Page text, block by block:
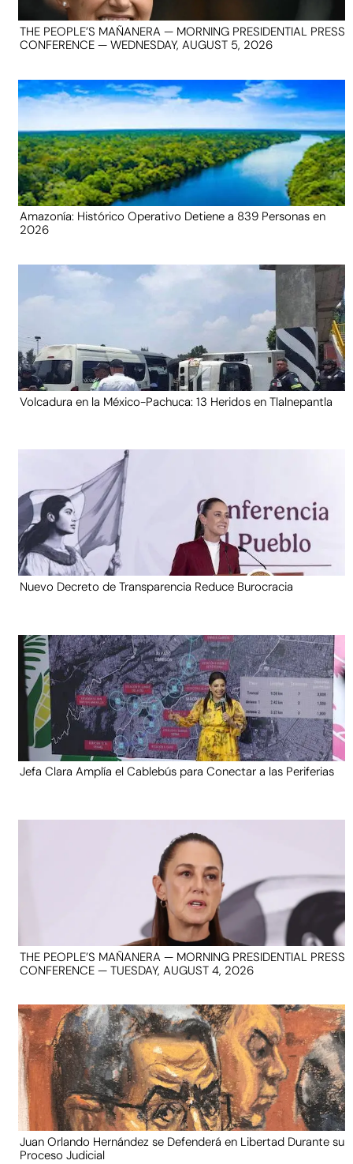
THE PEOPLE’S MAÑANERA — MORNING PRESIDENTIAL PRESS
CONFERENCE — WEDNESDAY, AUGUST 5, 2026
Amazonía: Histórico Operativo Detiene a 839 Personas en
2026
Volcadura en la México-Pachuca: 13 Heridos en Tlalnepantla
Nuevo Decreto de Transparencia Reduce Burocracia
Jefa Clara Amplía el Cablebús para Conectar a las Periferias
THE PEOPLE’S MAÑANERA — MORNING PRESIDENTIAL PRESS
CONFERENCE — TUESDAY, AUGUST 4, 2026
Juan Orlando Hernández se Defenderá en Libertad Durante su
Proceso Judicial